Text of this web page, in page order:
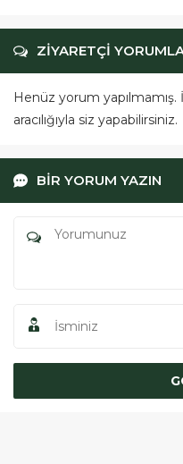
ZİYARETÇİ
Henüz yorum
aracılığıyla siz yapabilirsiniz.
BİR YORUM YAZIN